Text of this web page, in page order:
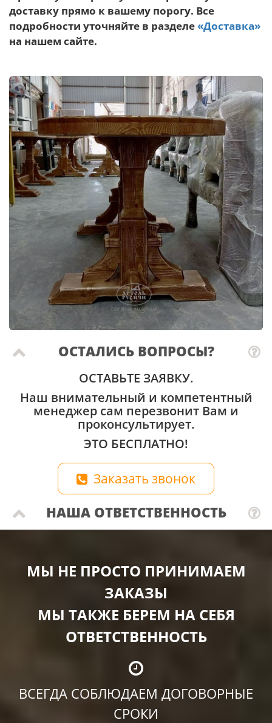
доставку прямо к вашему порогу. Все
подробности уточняйте в разделе «Доставка»
на нашем сайте.
ОСТАЛИСЬ ВОПРОСЫ?
ОСТАВЬТЕ ЗАЯВКУ.
Наш внимательный и компетентный
менеджер сам перезвонит Вам и
проконсультирует.
ЭТО БЕСПЛАТНО!
Заказать звонок
НАША ОТВЕТСТВЕННОСТЬ
МЫ НЕ ПРОСТО ПРИНИМАЕМ
ЗАКАЗЫ
МЫ ТАКЖЕ БЕРЕМ НА СЕБЯ
ОТВЕТСТВЕННОСТЬ
ВСЕГДА СОБЛЮДАЕМ ДОГОВОРНЫЕ
СРОКИ